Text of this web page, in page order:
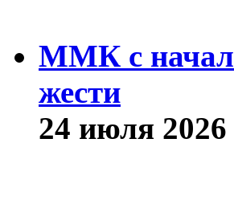
ММК с
жести
24 июля 2026